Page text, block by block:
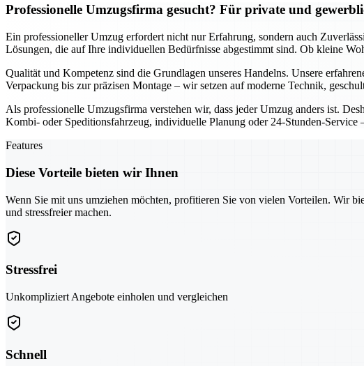
Professionelle Umzugsfirma gesucht? Für private und
Ein professioneller Umzug erfordert nicht nur Erfahrung, sondern auch
Lösungen, die auf Ihre individuellen Bedürfnisse abgestimmt sind. Ob kleine
Qualität und Kompetenz sind die Grundlagen unseres Handelns. Unsere
Verpackung bis zur präzisen Montage – wir setzen auf moderne Technik,
Als professionelle Umzugsfirma verstehen wir, dass jeder Umzug anders ist.
Kombi- oder Speditionsfahrzeug, individuelle Planung oder 24-Stunden-
Features
Diese Vorteile bieten wir Ihnen
Wenn Sie mit uns umziehen möchten, profitieren Sie von vielen Vorteilen. Wir
und stressfreier machen.
Stressfrei
Unkompliziert Angebote einholen und vergleichen
Schnell